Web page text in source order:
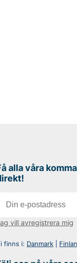
alla våra
vill avregistrera mig
finns i: Danmark|